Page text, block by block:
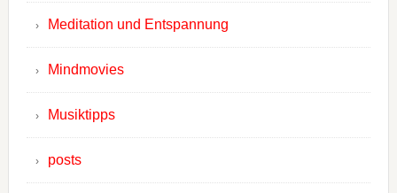
Meditation und Entspannung
Mindmovies
Musiktipps
posts